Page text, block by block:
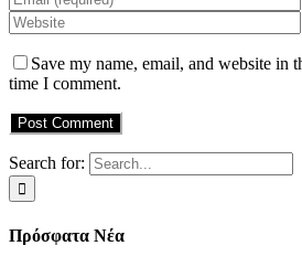
Save my name, email, and website in
time I comment.
Search for:
Πρόσφατα Νέα